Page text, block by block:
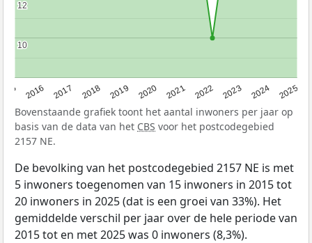
2016 2017 2018 2019 2020 2021 2022 2023 2024 2025
10
10
12
12
Bovenstaande grafiek toont het aantal inwoners per jaar op
basis van de data van het CBS voor het postcodegebied
2157 NE.
De bevolking van het postcodegebied 2157 NE is met
5 inwoners toegenomen van 15 inwoners in 2015 tot
20 inwoners in 2025 (dat is een groei van 33%). Het
gemiddelde verschil per jaar over de hele periode van
2015 tot en met 2025 was 0 inwoners (8,3%).